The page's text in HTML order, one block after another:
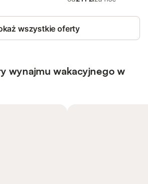
wszystkie oferty
wynajmu wakacyjnego w